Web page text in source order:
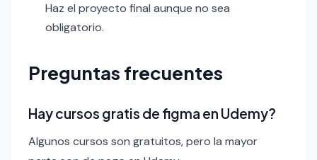
Haz el proyecto final aunque no sea
obligatorio.
Preguntas frecuentes
Hay cursos gratis de figma en Udemy?
Algunos cursos son gratuitos, pero la mayor